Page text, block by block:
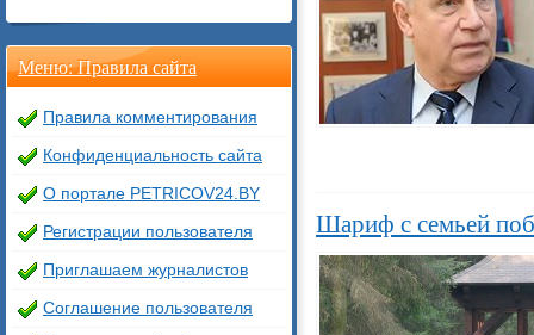
Шариф с семьей
Меню: Правила сайта
Правила комментирования
Конфиденциальность сайта
О портале PETRICOV24.BY
Регистрации пользователя
Приглашаем журналистов
Соглашение пользователя